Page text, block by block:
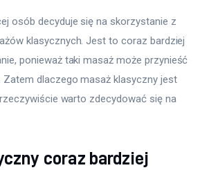
osób decyduje się na skorzystanie z
klasycznych. Jest to coraz bardziej
ponieważ taki masaż może przynieść
Zatem dlaczego masaż klasyczny jest
warto zdecydować się na
coraz bardziej